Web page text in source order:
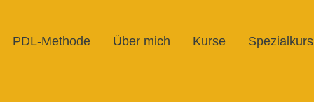
PDL-Methode Über mich Kurse Spezialkurs